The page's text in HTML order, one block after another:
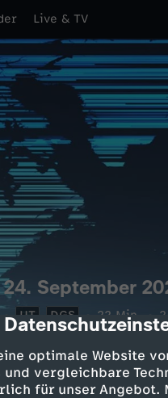
optimale Website
und vergleichbare
für unser Angebot.
Live & TV
September
UT DGS 22 Min.
debattiert über
"Ragasa" fordert
und dem Wetter.